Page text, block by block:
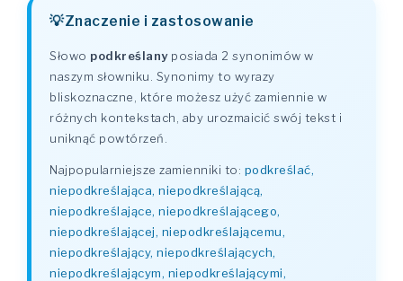
Znaczenie i zastosowanie
Słowo podkreślanyposiada 2 synonimów w
naszym słowniku. Synonimy to wyrazy
bliskoznaczne, które możesz użyć zamiennie w
różnych kontekstach, aby urozmaicić swój tekst i
uniknąć powtórzeń.
Najpopularniejsze zamienniki to: podkreślać,
niepodkreślająca, niepodkreślającą,
niepodkreślające, niepodkreślającego,
niepodkreślającej, niepodkreślającemu,
niepodkreślający, niepodkreślających,
niepodkreślającym, niepodkreślającymi,